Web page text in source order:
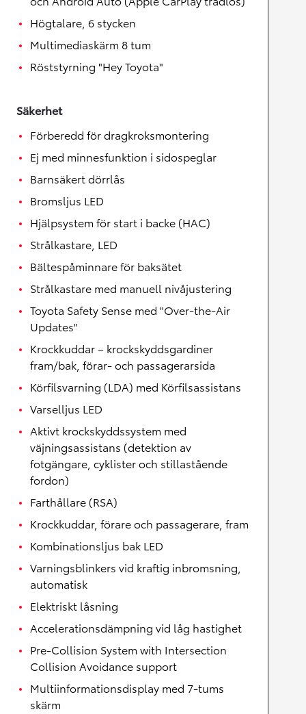
Högtalare, 6 stycken
Multimediaskärm 8 tum
Röststyrning "Hey Toyota"
Säkerhet
Förberedd för dragkroksmontering
Ej med minnesfunktion i sidospeglar
Barnsäkert dörrlås
Bromsljus LED
Hjälpsystem för start i backe (HAC)
Strålkastare, LED
Bältespåminnare för baksätet
Strålkastare med manuell nivåjustering
Toyota Safety Sense med "Over-the-Air
Updates"
Krockkuddar – krockskyddsgardiner
fram/bak, förar- och passagerarsida
Körfilsvarning (LDA) med Körfilsassistans
Varselljus LED
Aktivt krockskyddssystem med
väjningsassistans (detektion av
fotgängare, cyklister och stillastående
fordon)
Farthållare (RSA)
Krockkuddar, förare och passagerare, fram
Kombinationsljus bak LED
Varningsblinkers vid kraftig inbromsning,
automatisk
Elektriskt låsning
Accelerationsdämpning vid låg hastighet
Pre-Collision System with Intersection
Collision Avoidance support
Multiinformationsdisplay med 7-tums
skärm